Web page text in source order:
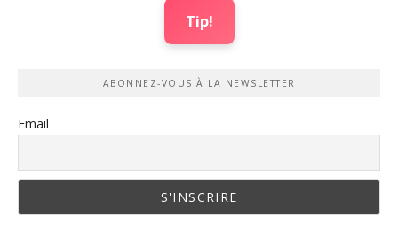
Tip!
ABONNEZ-VOUS À LA NEWSLETTER
Email